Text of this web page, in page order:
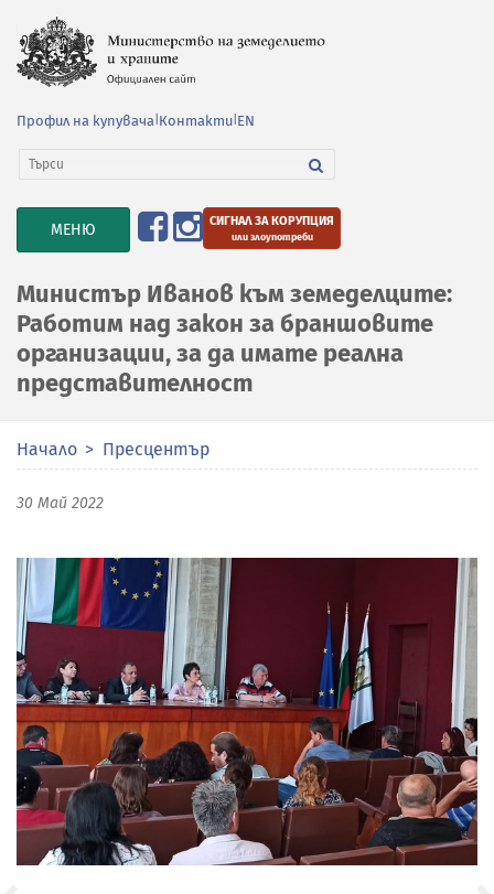
Профил на купувача Контакти EN
TOGGLE
NAVIGATION
МЕНЮ СИГНАЛ ЗА КОРУПЦИЯ
или злоупотреби
Министър Иванов към земеделците:
Работим над закон за браншовите
организации, за да имате реална
представителност
Начало Пресцентър
30 Май 2022